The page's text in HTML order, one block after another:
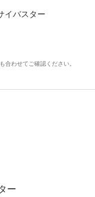
イバスター
合わせてご確認ください。